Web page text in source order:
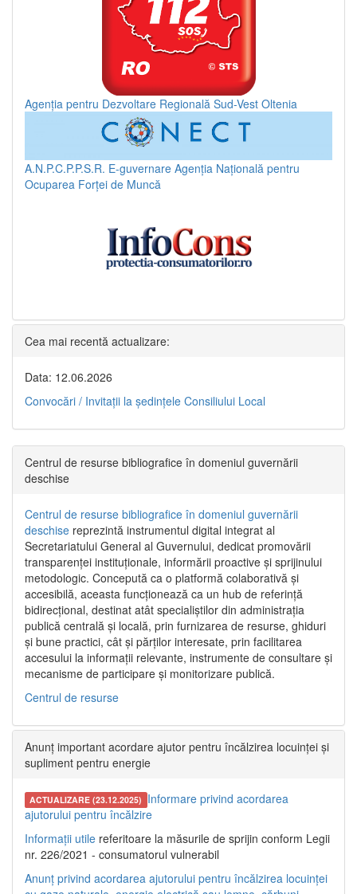
Agenția pentru Dezvoltare Regională Sud-Vest Oltenia
A.N.P.C.P.P.S.R. E-guvernare Agenția Națională pentru
Ocuparea Forței de Muncă
Cea mai recentă actualizare:
Data: 12.06.2026
Convocări / Invitaţii la şedinţele Consiliului Local
Centrul de resurse bibliografice în domeniul guvernării
deschise
Centrul de resurse bibliografice în domeniul guvernării
deschise reprezintă instrumentul digital integrat al
Secretariatului General al Guvernului, dedicat promovării
transparenței instituționale, informării proactive și sprijinului
metodologic. Concepută ca o platformă colaborativă și
accesibilă, aceasta funcționează ca un hub de referință
bidirecțional, destinat atât specialiștilor din administrația
publică centrală și locală, prin furnizarea de resurse, ghiduri
și bune practici, cât și părților interesate, prin facilitarea
accesului la informații relevante, instrumente de consultare și
mecanisme de participare și monitorizare publică.
Centrul de resurse
Anunț important acordare ajutor pentru încălzirea locuinței și
supliment pentru energie
ACTUALIZARE (23.12.2025) Informare privind acordarea
ajutorului pentru încălzire
Informații utile referitoare la măsurile de sprijin conform Legii
nr. 226/2021 - consumatorul vulnerabil
Anunț privind acordarea ajutorului pentru încălzirea locuinței